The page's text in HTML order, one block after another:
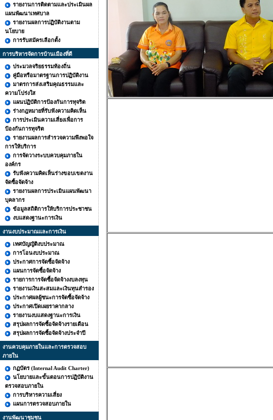
รายงานการติดตามและประเมินผล
แผนพัฒนาเทศบาล
รายงานผลการปฏิบัติงานตาม
นโยบาย
การรับสมัครเลือกตั้ง
การบริหารจัดการบ้านเมืองที่ดี
ประมวลจริยธรรมท้องถิ่น
คู่มือหรือมาตรฐานการปฏิบัติงาน
มาตรการส่งเสริมคุณธรรมและ
ความโปร่งใส
แผนปฏิบัติการป้องกันการทุจริต
ร่างกฎหมายที่รับฟังความคิดเห็น
การประเมินความเสี่ยงเพื่อการ
ป้องกันการทุจริต
รายงานผลการสำรวจความพึงพอใจ
การให้บริการ
การจัดวางระบบควบคุมภายใน
องค์กร
รับฟังความคิดเห็นร่างขอบเขตงาน
จัดซื้อจัดจ้าง
รายงานผลการประเมินแผนพัฒนา
บุคลากร
ข้อมูลสถิติการให้บริการประชาชน
งบแสดงฐานะการเงิน
งานงบประมาณและการเงิน
เทศบัญญัติงบประมาณ
การโอนงบประมาณ
ประกาศการจัดซื้อจัดจ้าง
แผนการจัดซื้อจัดจ้าง
รายการการจัดซื้อจัดจ้างงบลงทุน
รายงานเงินสะสมและเงินทุนสำรอง
ประกาศผลผู้ชนะการจัดซื้อจัดจ้าง
ประกาศเปิดเผยราคากลาง
รายงานงบแสดงฐานะการเงิน
สรุปผลการจัดซื้อจัดจ้างรายเดือน
สรุปผลการจัดซื้อจัดจ้างประจำปี
งานควบคุมภายในและการตรวจสอบ
ภายใน
กฏบัตร (Internal Audit Charter)
นโยบายและขั้นตอนการปฏิบัติงาน
ตรวจสอบภายใน
การบริหารความเสี่ยง
แผนการตรวจสอบภายใน
งานพัฒนาชุมชน